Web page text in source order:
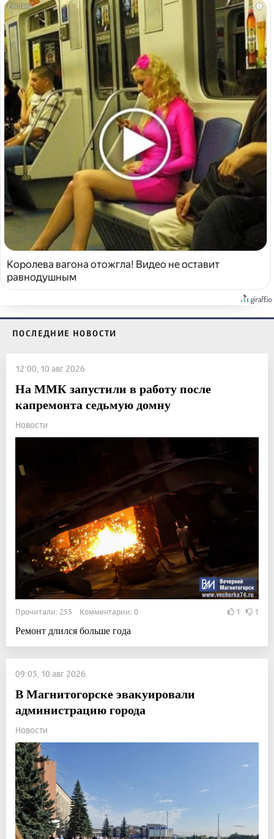
i
Королева вагона отожгла! Видео не оставит
равнодушным
ПОСЛЕДНИЕ НОВОСТИ
12:00, 10 авг 2026
На ММК запустили в работу после
капремонта седьмую домну
Новости
Прочитали: 255 Комментарии: 0 1 1
Ремонт длился больше года
09:05, 10 авг 2026
В Магнитогорске эвакуировали
администрацию города
Новости